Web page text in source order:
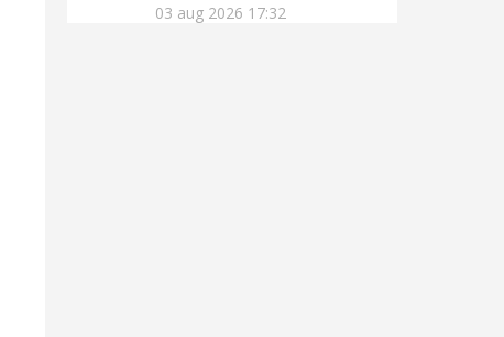
03 aug 2026 17:32